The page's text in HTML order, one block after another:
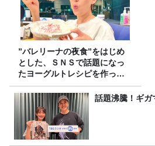
”バレリーナの夜食”をはじめ
とした、ＳＮＳで話題になっ
たヨーグルトレシピを作って
みた！
話題沸騰！ギガ